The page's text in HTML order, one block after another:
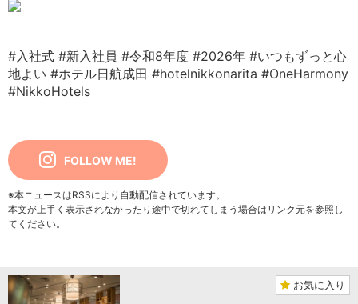
#入社式 #新入社員 #令和8年度 #2026年 #いつもずっと心
地よい #ホテル日航成田 #hotelnikkonarita #OneHarmony
#NikkoHotels
FOLLOW ME!
※本ニュースはRSSにより自動配信されています。
本文が上手く表示されなかったり途中で切れてしまう場合はリンク元を参照し
てください。
お気に入り